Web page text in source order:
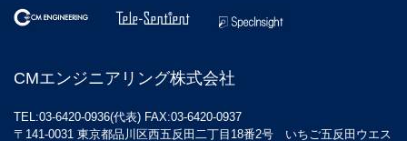
CMエンジニアリング株式会社
TEL:03-6420-0936(代表) FAX:03-6420-0937
〒141-0031 東京都品川区西五反田二丁目18番2号 いちご五反田ウエス